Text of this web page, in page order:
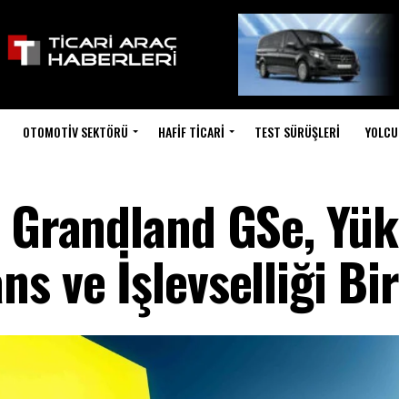
OTOMOTIV SEKTÖRÜ HAFIF TICARI TEST SÜRÜŞLERI
GSe,
ve İşlevselliği